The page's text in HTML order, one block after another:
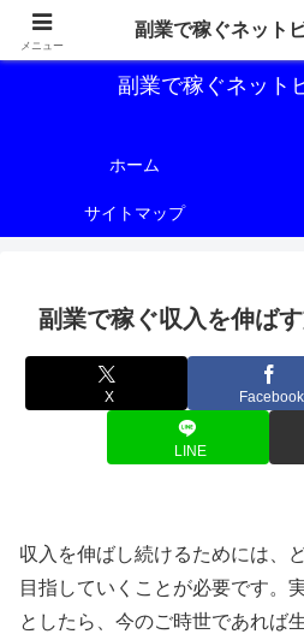
副業で稼ぐためのネットビジネス
副業で稼ぐネット
ホーム
サイトマップ
副業で稼ぐ収入を伸ば
X Facebook
LINE
収入を伸ばし続けるためには、
目指していくことが必要です。
としたら、今のご時世であれば
メニュー
副業で稼ぐネット